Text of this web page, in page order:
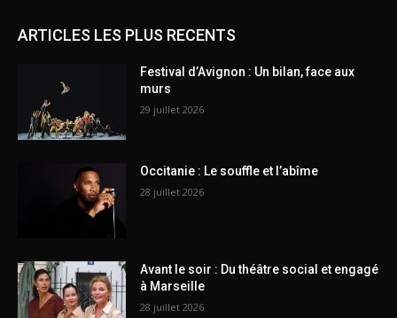
ARTICLES LES PLUS RECENTS
Festival d’Avignon : Un bilan, face aux
murs
29 juillet 2026
Occitanie : Le souffle et l’abîme
28 juillet 2026
Avant le soir : Du théâtre social et engagé
à Marseille
28 juillet 2026